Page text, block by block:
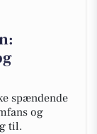
spændende
og
til.